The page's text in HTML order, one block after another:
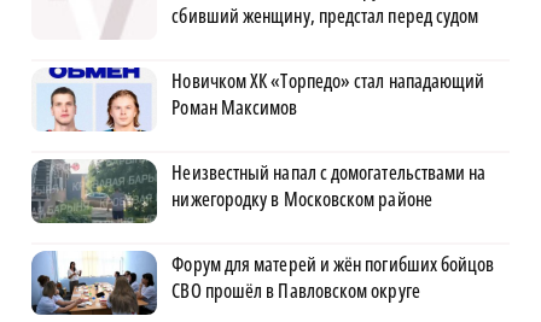
сбивший женщину, предстал перед судом
Новичком ХК «Торпедо» стал нападающий
Роман Максимов
Неизвестный напал с домогательствами на
нижегородку в Московском районе
Форум для матерей и жён погибших бойцов
СВО прошёл в Павловском округе